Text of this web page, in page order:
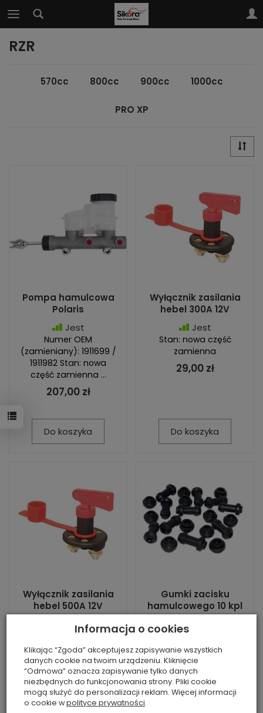
RZR
570cc 800cc 900cc 1000cc
PRO XP
Pompa hamulcowa
Polaris
Jest
Numer OEM
(zamieniany): 1911699 /
1911982 Stan: nowa
część zamienna ...
207,00 zł
Do koszyka
Wyłącznik zasilania
hebel 300A 12V
Jest
Stan: nowa część
zamienna
29,00 zł
Do koszyka
Wyłącznik zasilania
hebel 500A 12V
Jest
Stan: nowa część
zamienna
29,00 zł
Gumki zacisku
hamulcowego 10 kpl
Stan: nowa część
zamienna
69,00 zł
Informacja o cookies
Klikając “Zgoda” akceptujesz zapisywanie wszystkich
danych cookie na twoim urządzeniu. Kliknięcie
“Odmowa” oznacza zapisywanie tylko danych
niezbędnych do funkcjonowania strony. Pliki cookie
mogą służyć do personalizacji reklam. Więcej informacji
o cookie wpolityce prywatności.